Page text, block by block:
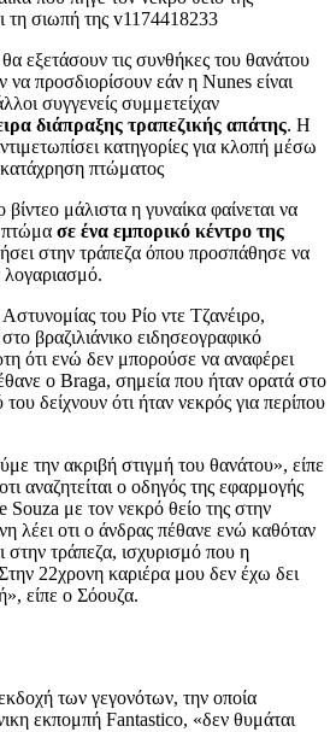
εξετάσουν τις συνθήκες του θανάτου
προσδιορίσουν εάν η Νunes είναι
συγγενείς συμμετείχαν
διάπραξης τραπεζικής απάτης. Η
κατηγορίες για κλοπή μέσω
πτώματος
μάλιστα η γυναίκα φαίνεται να
πτώμα σε ένα εμπορικό κέντρο της
στην τράπεζα όπου προσπάθησε να
λογαριασμό.
του Ρίο ντε Τζανέιρο,
βραζιλιάνικο ειδησεογραφικό
ότι ενώ δεν μπορούσε να αναφέρει
ο Βraga, σημεία που ήταν ορατά στο
δείχνουν ότι ήταν νεκρός για περίπου
την ακριβή στιγμή του θανάτου», είπε
αναζητείται ο οδηγός της εφαρμογής
με τον νεκρό θείο της στην
λέει οτι ο άνδρας πέθανε ενώ καθόταν
στην τράπεζα, ισχυρισμό που η
22χρονη καριέρα μου δεν έχω δει
είπε ο Σόουζα.
των γεγονότων, την οποία
εκπομπή Fantastico, «δεν θυμάται